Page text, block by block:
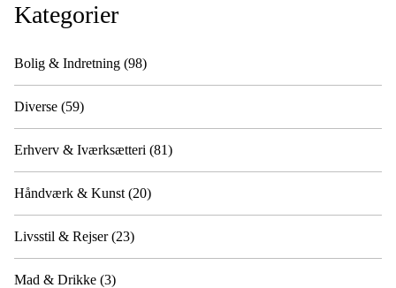
Kategorier
Bolig & Indretning (98)
Diverse (59)
Erhverv & Iværksætteri (81)
Håndværk & Kunst (20)
Livsstil & Rejser(23)
Mad & Drikke (3)